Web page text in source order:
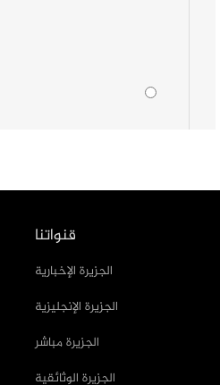
قنواتنا
الجزيرة الإخبارية
الجزيرة الإنجليزية
الجزيرة مباشر
الجزيرة الوثائقية